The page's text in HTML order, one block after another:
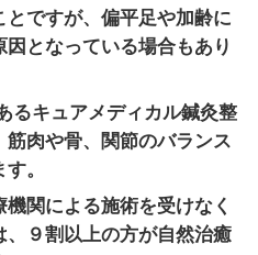
いいます。炎症
ので、中央区・
鍼灸整骨院にお
ていくことが重
指のつけ根から